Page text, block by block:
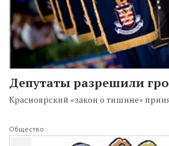
Депутаты разрешили
Красноярский «закон о тишине»
Общество